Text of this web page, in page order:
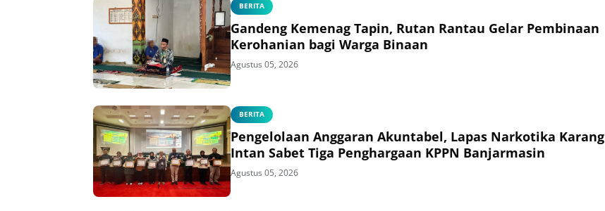
BERITA
Gandeng Kemenag Tapin, Rutan Rantau Gelar Pembinaan
Kerohanian bagi Warga Binaan
Agustus 05, 2026
BERITA
Pengelolaan Anggaran Akuntabel, Lapas Narkotika Karang
Intan Sabet Tiga Penghargaan KPPN Banjarmasin
Agustus 05, 2026